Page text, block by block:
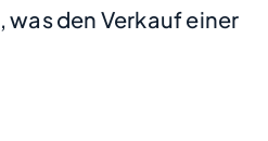
den Verkauf einer